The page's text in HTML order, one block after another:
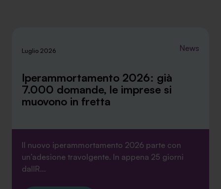
Luglio 2026 News
Iperammortamento 2026: già
7.000 domande, le imprese si
muovono in fretta
Il nuovo iperammortamento 2026 parte con
un’adesione travolgente. In appena 25 giorni
dallR...